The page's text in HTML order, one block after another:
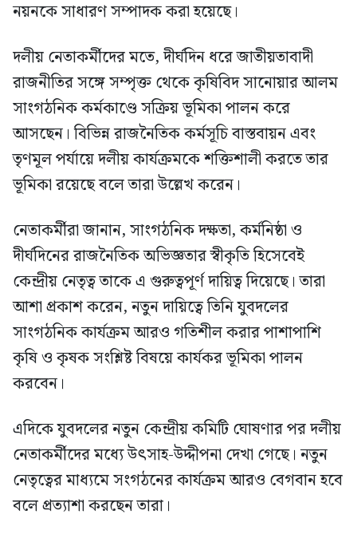
নয়নকে সাধারণ সম্পাদক করা হয়েছে।
দলীয় নেতাকর্মীদের মতে, দীর্ঘদিন ধরে জাতীয়তাবাদী
রাজনীতির সঙ্গে সম্পৃক্ত থেকে কৃষিবিদ সানোয়ার আলম
সাংগঠনিক কর্মকাণ্ডে সক্রিয় ভূমিকা পালন করে
আসছেন। বিভিন্ন রাজনৈতিক কর্মসূচি বাস্তবায়ন এবং
তৃণমূল পর্যায়ে দলীয় কার্যক্রমকে শক্তিশালী করতে তার
ভূমিকা রয়েছে বলে তারা উল্লেখ করেন।
নেতাকর্মীরা জানান, সাংগঠনিক দক্ষতা, কর্মনিষ্ঠা ও
দীর্ঘদিনের রাজনৈতিক অভিজ্ঞতার স্বীকৃতি হিসেবেই
কেন্দ্রীয় নেতৃত্ব তাকে এ গুরুত্বপূর্ণ দায়িত্ব দিয়েছে। তারা
আশা প্রকাশ করেন, নতুন দায়িত্বে তিনি যুবদলের
সাংগঠনিক কার্যক্রম আরও গতিশীল করার পাশাপাশি
কৃষি ও কৃষক সংশ্লিষ্ট বিষয়ে কার্যকর ভূমিকা পালন
করবেন।
এদিকে যুবদলের নতুন কেন্দ্রীয় কমিটি ঘোষণার পর দলীয়
নেতাকর্মীদের মধ্যে উৎসাহ-উদ্দীপনা দেখা গেছে। নতুন
নেতৃত্বের মাধ্যমে সংগঠনের কার্যক্রম আরও বেগবান হবে
বলে প্রত্যাশা করছেন তারা।